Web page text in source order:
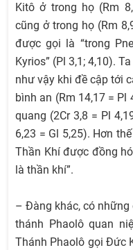
Kitô ở trong họ (Rm
cũng ở trong họ (Rm
được gọi là “trong
Kyrios” (Pl 3,1; 4,10).
như vậy khi đề cập tới
bình an (Rm 14,17 = Pl
quang (2Cr 3,8 = Pl
6,23 = Gl 5,25). Hơn
Thần Khí được đồng
là thần khí”.
– Đàng khác, có
thánh Phaolô quan
Thánh Phaolô gọi Đức